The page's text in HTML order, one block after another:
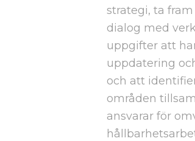
strategi, ta
dialog med
uppgifter att
uppdatering
och att
områden
ansvarar för